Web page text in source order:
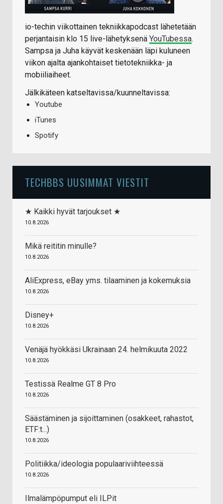
io-techin viikottainen tekniikkapodcast lähetetään
perjantaisin klo 15 live-lähetyksenä YouTubessa.
Sampsa ja Juha käyvät keskenään läpi kuluneen
viikon ajalta ajankohtaiset tietotekniikka- ja
mobiiliaiheet.
Jälkikäteen katseltavissa/kuunneltavissa:
Youtube
iTunes
Spotify
TECHBBS UUSIMMAT VIESTIT
★ Kaikki hyvät tarjoukset ★
10.8.2026
Mikä reititin minulle?
10.8.2026
AliExpress, eBay yms. tilaaminen ja kokemuksia
10.8.2026
Disney+
10.8.2026
Venäjä hyökkäsi Ukrainaan 24. helmikuuta 2022
10.8.2026
Testissä Realme GT 8 Pro
10.8.2026
Säästäminen ja sijoittaminen (osakkeet, rahastot,
ETF:t...)
10.8.2026
Politiikka/ideologia populaariviihteessä
10.8.2026
Ilmalämpöpumput eli ILPit